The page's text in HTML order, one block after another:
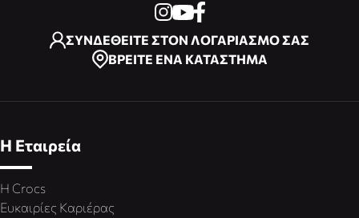
ΣΥΝΔΕΘΕΙΤΕ ΣΤΟΝ ΛΟΓΑΡΙΑΣΜΟ ΣΑΣ
ΒΡΕΙΤΕ ΕΝΑ ΚΑΤΑΣΤΗΜΑ
Η Εταιρεία
Η Crocs
Ευκαιρίες Καριέρας